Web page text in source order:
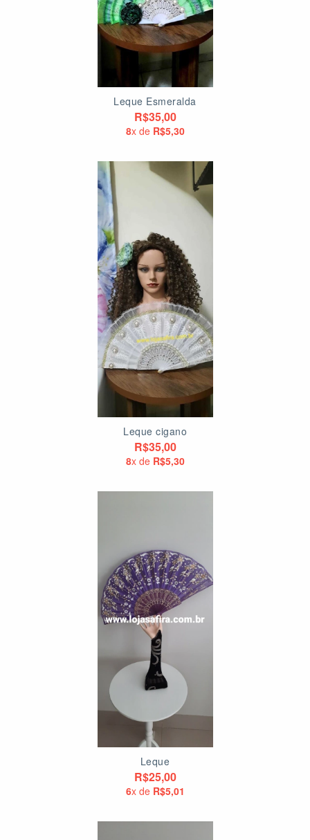
Leque Esmeralda
R$35,00
8x de R$5,30
Leque cigano
R$35,00
8x de R$5,30
Leque
R$25,00
6x de R$5,01